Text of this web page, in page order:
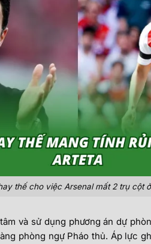
thế cho việc Arsenal mất 2 trụ cột
và sử dụng phương án dự
phòng ngự Pháo thủ. Áp lực